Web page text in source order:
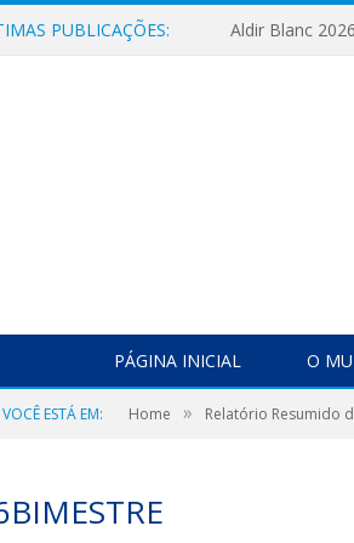
PUBLICAÇÕES: Aldir Blanc 2026
PÁGINA INICIAL O
VOCÊ ESTÁ EM: Home » Relatório Resumido